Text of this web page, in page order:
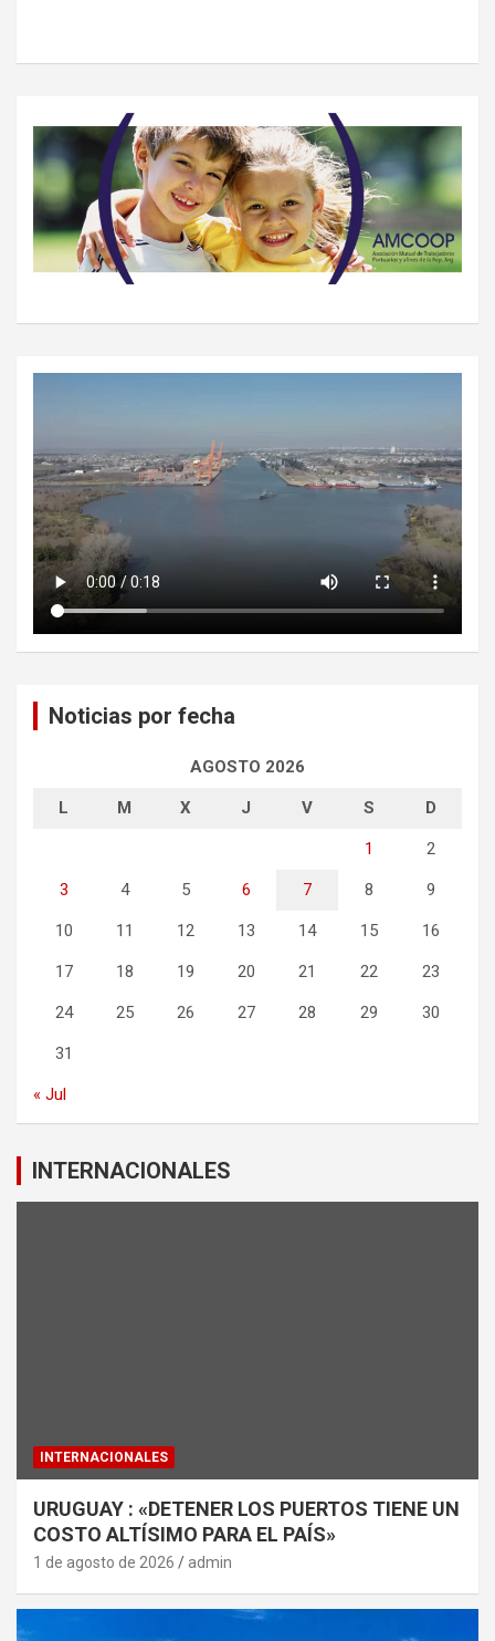
Noticias por fecha
AGOSTO 2026
L M X J V S D
1 2
3 4 5 6 7 8 9
10 11 12 13 14 15 16
17 18 19 20 21 22 23
24 25 26 27 28 29 30
31
« Jul
INTERNACIONALES
INTERNACIONALES
URUGUAY : «DETENER LOS PUERTOS TIENE UN
COSTO ALTÍSIMO PARA EL PAÍS»
1 de agosto de 2026 admin